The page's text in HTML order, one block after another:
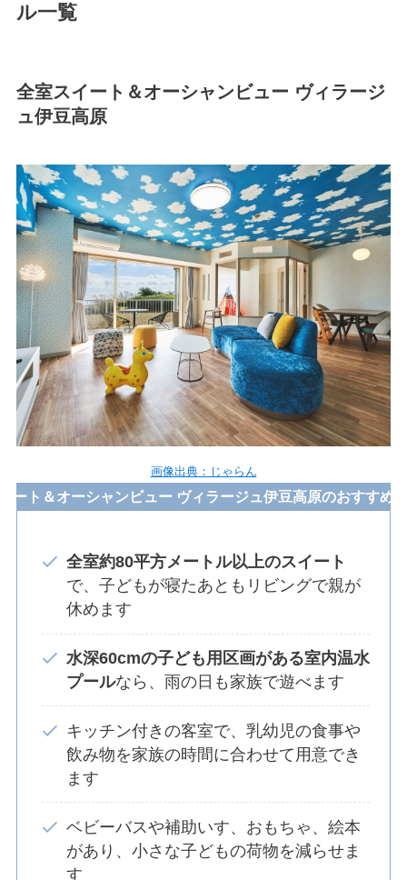
ル一覧
全室スイート＆オーシャンビュー ヴィラージ
ュ伊豆高原
画像出典：じゃらん
ート＆オーシャンビュー ヴィラージュ伊豆高原のおすすめ
全室約80平方メートル以上のスイート
で、子どもが寝たあともリビングで親が
休めます
水深60cmの子ども用区画がある室内温水
プールなら、雨の日も家族で遊べます
キッチン付きの客室で、乳幼児の食事や
飲み物を家族の時間に合わせて用意でき
ます
ベビーバスや補助いす、おもちゃ、絵本
があり、小さな子どもの荷物を減らせま
す